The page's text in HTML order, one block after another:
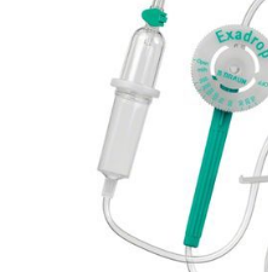
Bezpieczna linia naczyniowa
Zestaw do podawania
Sangofix